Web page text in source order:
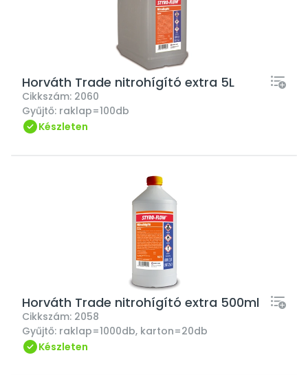
Horváth Trade nitrohígító extra 5L
Cikkszám: 2060
Gyűjtő: raklap=100db
Készleten
Horváth Trade nitrohígító extra 500ml
Cikkszám: 2058
Gyűjtő: raklap=1000db, karton=20db
Készleten